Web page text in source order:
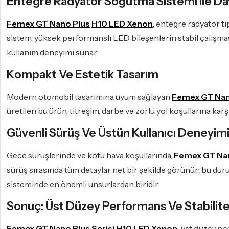
Femex GT Nano Plus H10 LED Xenon , entegre radyatör
sistem, yüksek performanslı LED bileşenlerin stabil
kullanım deneyimi sunar.
Kompakt Ve Estetik Tasarım
Modern otomobil tasarımına uyum sağlayan Femex GT
üretilen bu ürün, titreşim, darbe ve zorlu yol koşullarına
Güvenli Sürüş Ve Üstün Kullanıcı Deneyimi
Gece sürüşlerinde ve kötü hava koşullarında, Femex GT
sürüş sırasında tüm detaylar net bir şekilde görünür; bu
sisteminde en önemli unsurlardan biridir.
Sonuç: Üst Düzey Performans Ve